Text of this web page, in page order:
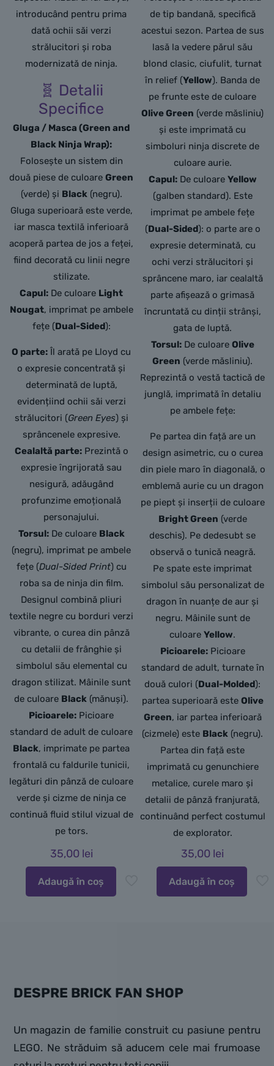
introducând pentru prima
dată ochii săi verzi
strălucitori și roba
modernizată de ninja.
🧬 Detalii
Specifice
Gluga / Masca (Green and
Black Ninja Wrap):
Folosește un sistem din
două piese de culoareGreen
(verde) și Black(negru).
Gluga superioară este verde,
iar masca textilă inferioară
acoperă partea de jos a feței,
fiind decorată cu linii negre
stilizate.
Capul: De culoare Light
Nougat, imprimat pe ambele
fețe (Dual-Sided):
O parte: Îl arată pe Lloyd cu
o expresie concentrată și
determinată de luptă,
evidențiind ochii săi verzi
strălucitori (Green Eyes) și
sprâncenele expresive.
Cealaltă parte:Prezintă o
expresie îngrijorată sau
nesigură, adăugând
profunzime emoțională
personajului.
Torsul:De culoare Black
(negru), imprimat pe ambele
fețe (Dual-Sided Print) cu
roba sa de ninja din film.
Designul combină pliuri
textile negre cu borduri verzi
vibrante, o curea din pânză
cu detalii de frânghie și
simbolul său elemental cu
dragon stilizat. Mâinile sunt
de culoare Black (mănuși).
Picioarele: Picioare
standard de adult de culoare
Black, imprimate pe partea
frontală cu faldurile tunicii,
legături din pânză de culoare
verde și cizme de ninja ce
continuă fluid stilul vizual de
pe tors.
35,00 lei
Adaugă în coș
de tip bandană, specifică
acestui sezon. Partea de sus
lasă la vedere părul său
blond clasic, ciufulit, turnat
în relief (Yellow). Banda de
pe frunte este de culoare
Olive Green (verde măsliniu)
și este imprimată cu
simboluri ninja discrete de
culoare aurie.
Capul:De culoare Yellow
(galben standard). Este
imprimat pe ambele fețe
(Dual-Sided): o parte are o
expresie determinată, cu
ochi verzi strălucitori și
sprâncene maro, iar cealaltă
parte afișează o grimasă
încruntată cu dinții strânși,
gata de luptă.
Torsul:De culoare Olive
Green (verde măsliniu).
Reprezintă o vestă tactică de
junglă, imprimată în detaliu
pe ambele fețe:
Pe partea din față are un
design asimetric, cu o curea
din piele maro în diagonală, o
emblemă aurie cu un dragon
pe piept și inserții de culoare
Bright Green (verde
deschis). Pe dedesubt se
observă o tunică neagră.
Pe spate este imprimat
simbolul său personalizat de
dragon în nuanțe de aur și
negru. Mâinile sunt de
culoareYellow.
Picioarele:Picioare
standard de adult, turnate în
două culori (Dual-Molded):
partea superioară este Olive
Green, iar partea inferioară
(cizmele) este Black (negru).
Partea din față este
imprimată cu genunchiere
metalice, curele maro și
detalii de pânză franjurată,
continuând perfect costumul
de explorator.
35,00 lei
Adaugă în coș
DESPRE BRICK FAN SHOP
Un magazin de familie construit cu pasiune pentru
LEGO. Ne străduim să aducem cele mai frumoase